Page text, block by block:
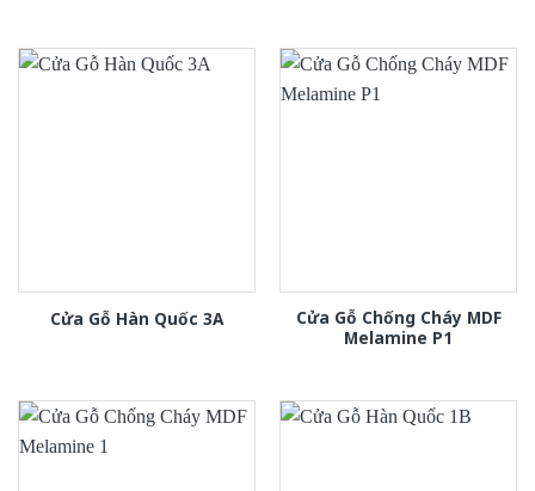
Cửa Gỗ Hàn Quốc 3A
Cửa Gỗ Chống Cháy MDF
Melamine P1